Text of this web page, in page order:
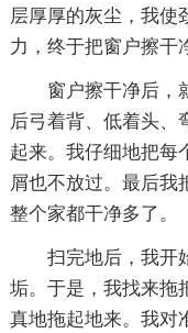
层厚厚的灰尘，我使
力，终于把窗户擦干
窗户擦干净后，
后弓着背、低着头、
起来。我仔细地把每
屑也不放过。最后我
整个家都干净多了。
扫完地后，我开
垢。于是，我找来拖
真地拖起地来。我对